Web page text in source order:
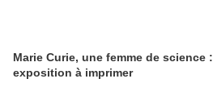
Marie Curie, une femme de science :
exposition à imprimer